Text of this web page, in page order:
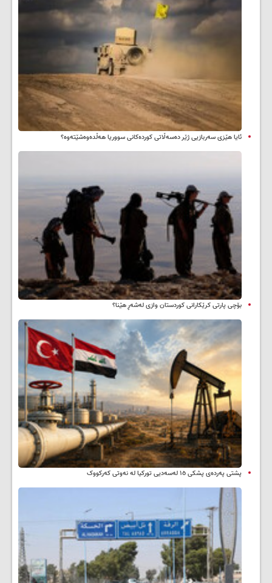
ئایا هێزی سەربازیی ژێر دەسەڵاتی کوردەکانی سووریا هەڵدەوەشێتەوە؟
بۆچی پارتی کرێکارانی کوردستان وازی لەشەڕ هێنا؟
پشتی پەردەی پشکی ١٥ لەسەدیی تورکیا لە نەوتی کەرکووک